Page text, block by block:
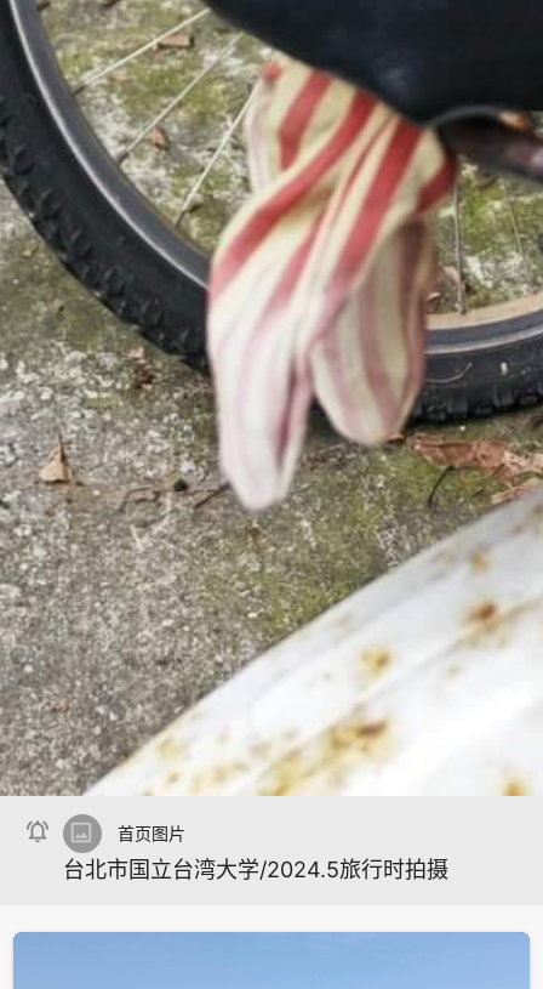
 image 首页图片
台北市国立台湾大学/2024.5旅行时拍摄